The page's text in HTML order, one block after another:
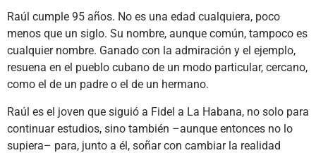
Raúl cumple 95 años. No es una edad cualquiera, poco
menos que un siglo. Su nombre, aunque común, tampoco es
cualquier nombre. Ganado con la admiración y el ejemplo,
resuena en el pueblo cubano de un modo particular, cercano,
como el de un padre o el de un hermano.
Raúl es el joven que siguió a Fidel a La Habana, no solo para
continuar estudios, sino también –aunque entonces no lo
supiera– para, junto a él, soñar con cambiar la realidad